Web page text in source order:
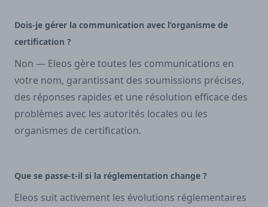
Dois-je gérer la communication avec l’organisme de
certification ?
Non — Eleos gère toutes les communications en
votre nom, garantissant des soumissions précises,
des réponses rapides et une résolution efficace des
problèmes avec les autorités locales ou les
organismes de certification.
Que se passe-t-il si la réglementation change ?
Eleos suit activement les évolutions réglementaires